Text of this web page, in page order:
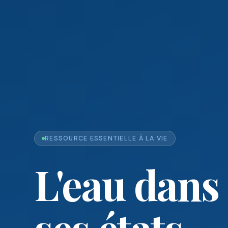
RESSOURCE ESSENTIELLE À LA VIE
L'eau dans